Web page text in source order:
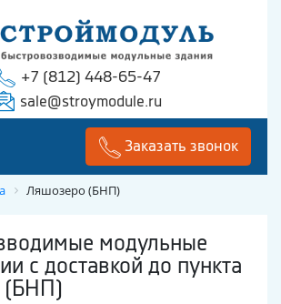
+7 (812) 448-65-47
sale@stroymodule.ru
Заказать звонок
Ляшозеро (БНП)
модульные
с доставкой до пункта
(БНП)